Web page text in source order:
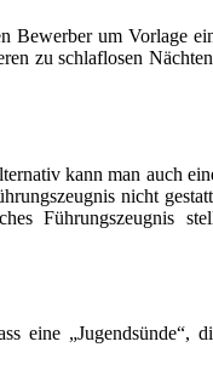
um Vorlage
zu schlaflosen
kann man auch
nicht
Führungszeugnis
eine